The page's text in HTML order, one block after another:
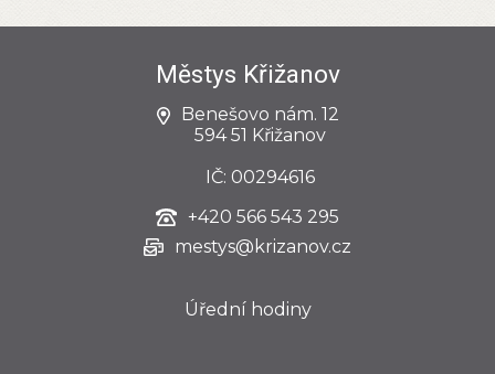
Městys Křižanov
Benešovo nám. 12
594 51 Křižanov
IČ: 00294616
+420 566 543 295
mestys@krizanov.cz
Úřední hodiny